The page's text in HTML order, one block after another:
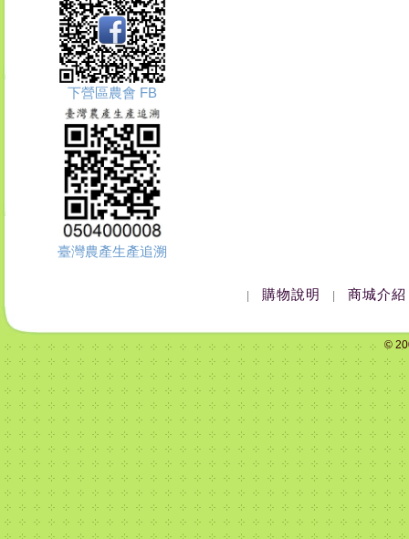
下營區農會 FB
臺灣農產生產追溯
購物說明 商城介紹
©